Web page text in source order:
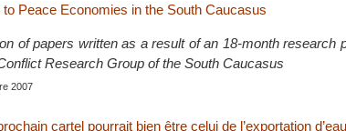
Peace Economies in the South Caucasus
of papers written as a result of an 18-month research
Research Group of the South Caucasus
2007
cartel pourrait bien être celui de l’exportation d’eau